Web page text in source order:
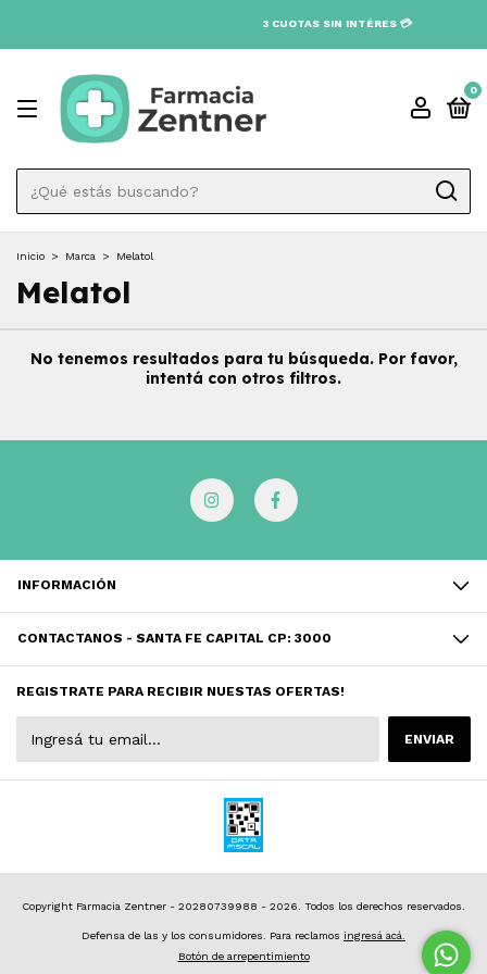
3 CUOTAS SIN INTÉRES 💳
0
Inicio > Marca > Melatol
Melatol
No tenemos resultados para tu búsqueda. Por favor,
intentá con otros filtros.
INFORMACIÓN
CONTACTANOS - SANTA FE CAPITAL CP: 3000
REGISTRATE PARA RECIBIR NUESTAS OFERTAS!
Copyright Farmacia Zentner - 20280739988 - 2026. Todos los derechos reservados.
Defensa de las y los consumidores. Para reclamos ingresá acá.
Botón de arrepentimiento